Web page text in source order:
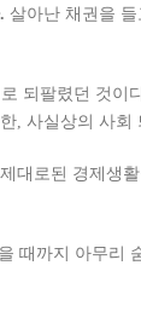
살아난 채권을
되팔렸던 것
, 사실상의 사회
대로된 경제생
때까지 아무리